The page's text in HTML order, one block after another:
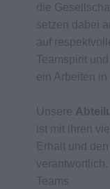
die
setzen dabei
auf
Teamspirit
ein Arbeiten
Unsere
ist mit ihren
Erhalt und
Teams